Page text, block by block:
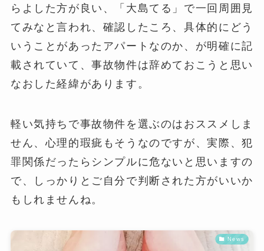
らよした方が良い、「大島てる」で一回周囲見
てみなと言われ、確認したころ、具体的にどう
いうことがあったアパートなのか、が明確に記
載されていて、事故物件は辞めておこうと思い
なおした経緯があります。
軽い気持ちで事故物件を選ぶのはおススメしま
せん、心理的瑕疵もそうなのですが、実際、犯
罪関係だったらシンプルに危ないと思いますの
で、しっかりとご自分で判断された方がいいか
もしれませんね。
News